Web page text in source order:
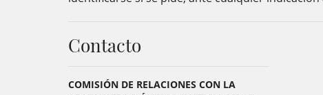
Contacto
COMISIÓN DE RELACIONES CON LA